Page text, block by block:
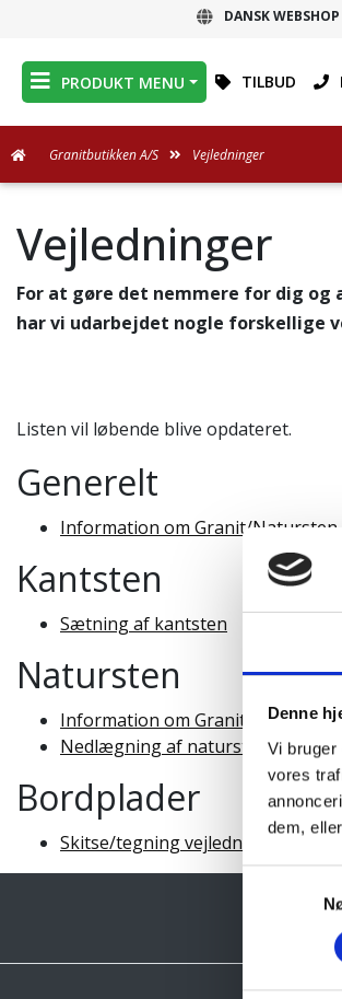
Denne
Vi bruger
vores
dem,
Samtykkevalg
Vejledninger
For at gøre det nemmere for dig og
har vi udarbejdet nogle forskellige
Listen vil løbende blive opdateret.
Generelt
Information om Granit/Natursten
Kantsten
Sætning af kantsten
Natursten
Information om Granit/Natursten
Nedlægning af natursten
Bordplader
Skitse/tegning vejledning
DANSK
DANSK
PRODUKT MENU TILBUD
Granitbutikken A/S Vejledninger